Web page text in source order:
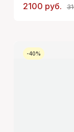
2100 руб.
-40%